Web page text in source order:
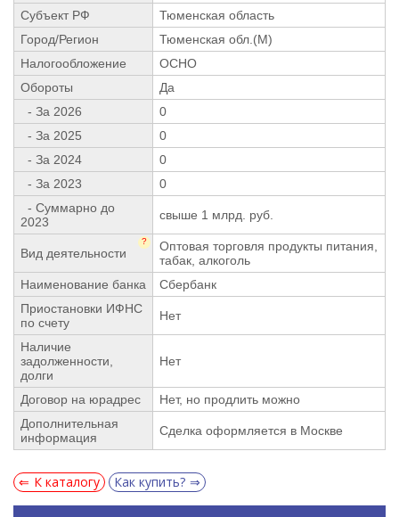
Субъект РФ
Тюменская область
Город/Регион
Тюменская обл.(М)
Налогообложение
ОСНО
Обороты
Да
- За 2026
0
- За 2025
0
- За 2024
0
- За 2023
0
- Суммарно до
2023
свыше 1 млрд. руб.
Вид деятельности
?
Оптовая торговля продукты питания,
табак, алкоголь
Наименование банка
Сбербанк
Приостановки ИФНС
по счету
Нет
Наличие
задолженности,
долги
Нет
Договор на юрадрес
Нет, но продлить можно
Дополнительная
информация
Сделка оформляется в Москве
К каталогу Как купить?